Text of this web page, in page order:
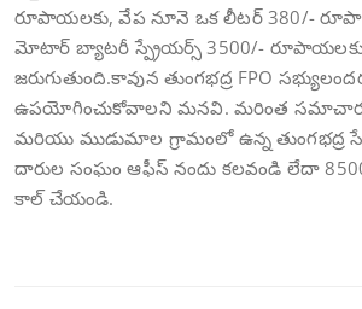
రూపాయలకు, వేప నూనె ఒక లీటర్ 380/-
మోటార్ బ్యాటరీ స్ప్రేయర్స్ 3500/- రూపాయలకు
జరుగుతుంది.కావున తుంగభద్ర FPO
ఉపయోగించుకోవాలని మనవి. మరింత సమాచారం
మరియు ముడుమాల గ్రామంలో ఉన్న తుంగభద్ర
దారుల సంఘం ఆఫీస్ నందు కలవండి లేదా
కాల్ చేయండి.